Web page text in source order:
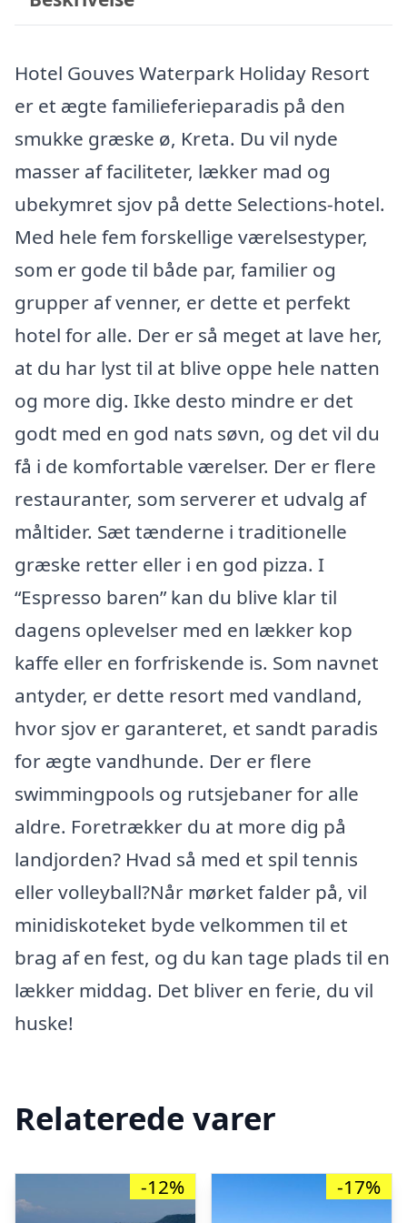
Hotel Gouves Waterpark Holiday Resort
er et ægte familieferieparadis på den
smukke græske ø, Kreta. Du vil nyde
masser af faciliteter, lækker mad og
ubekymret sjov på dette Selections-hotel.
Med hele fem forskellige værelsestyper,
som er gode til både par, familier og
grupper af venner, er dette et perfekt
hotel for alle. Der er så meget at lave her,
at du har lyst til at blive oppe hele natten
og more dig. Ikke desto mindre er det
godt med en god nats søvn, og det vil du
få i de komfortable værelser. Der er flere
restauranter, som serverer et udvalg af
måltider. Sæt tænderne i traditionelle
græske retter eller i en god pizza. I
“Espresso baren” kan du blive klar til
dagens oplevelser med en lækker kop
kaffe eller en forfriskende is. Som navnet
antyder, er dette resort med vandland,
hvor sjov er garanteret, et sandt paradis
for ægte vandhunde. Der er flere
swimmingpools og rutsjebaner for alle
aldre. Foretrækker du at more dig på
landjorden? Hvad så med et spil tennis
eller volleyball?Når mørket falder på, vil
minidiskoteket byde velkommen til et
brag af en fest, og du kan tage plads til en
lækker middag. Det bliver en ferie, du vil
huske!
Relaterede varer
-12% -17%